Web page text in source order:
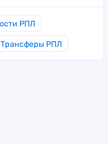
РПЛ
Трансферы РПЛ